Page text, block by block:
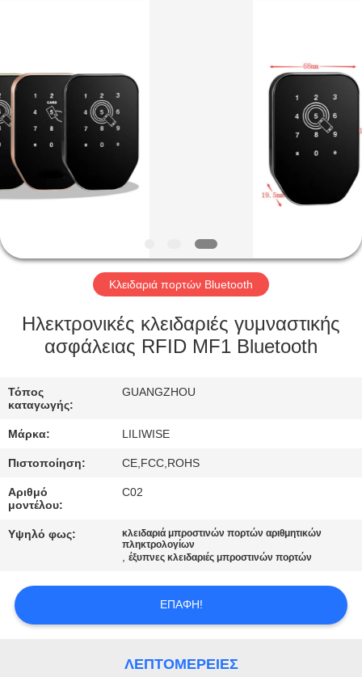
ΣΠΊΤΙ
ΠΡΟΪΌΝΤΑ
ΠΕΡΊΠΟΥ
ΓΎΡΟΣ
ΕΡΓΟΣΤΑΣΊΩΝ
ΠΟΙΟΤΙΚΌΣ
ΜΑΣ
ΕΛΆΤΕ
ΣΕ
ΕΠΑΦΉ
ΜΕ
NEWS
Κλειδαριά πορτών Bluetooth
Ηλεκτρονικές κλειδαριές γυμναστικής
ασφάλειας RFID MF1 Bluetooth
Τόπος
καταγωγής:
GUANGZHOU
Μάρκα: LILIWISE
Πιστοποίηση: CE,FCC,ROHS
Αριθμό
μοντέλου:
C02
Υψηλό φως:
κλειδαριά μπροστινών πορτών αριθμητικών
πληκτρολογίων
,έξυπνες κλειδαριές μπροστινών πορτών
ΕΠΑΦΉ!
ΛΕΠΤΟΜΈΡΕΙΕΣ